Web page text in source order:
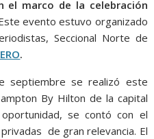
el marco de la celebración
evento estuvo organizado
Seccional Norte de
.
septiembre se realizó este
By Hilton de la capital
se contó con el
de gran relevancia. El